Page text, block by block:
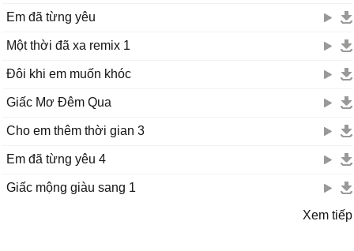
Em đã từng yêu
Một thời đã xa remix 1
Đôi khi em muốn khóc
Giấc Mơ Đêm Qua
Cho em thêm thời gian 3
Em đã từng yêu 4
Giấc mộng giàu sang 1
Xem tiếp